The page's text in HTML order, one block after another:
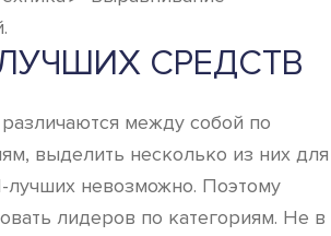
СРЕДСТВ
между собой по
выделить несколько из них для
лучших невозможно. Поэтому
лидеров по категориям. Не в